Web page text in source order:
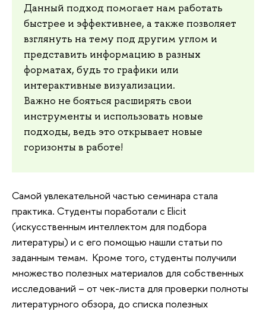
Данный подход помогает нам работать
быстрее и эффективнее, а также позволяет
взглянуть на тему под другим углом и
представить информацию в разных
форматах, будь то графики или
интерактивные визуализации.
Важно не бояться расширять свои
инструменты и использовать новые
подходы, ведь это открывает новые
горизонты в работе!
Самой увлекательной частью семинара стала
практика. Студенты поработали с Elicit
(искусственным интеллектом для подбора
литературы) и с его помощью нашли статьи по
заданным темам. Кроме того, студенты получили
множество полезных материалов для собственных
исследований – от чек-листа для проверки полноты
литературного обзора, до списка полезных